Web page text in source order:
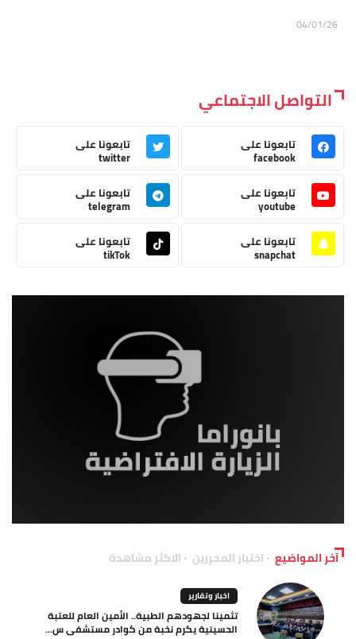
04/01/26
التواصل الاجتماعي
تابعونا على
facebook
تابعونا على
twitter
تابعونا على
youtube
تابعونا على
telegram
تابعونا على
snapchat
تابعونا على
tikTok
آخر المواضيع اختيار المحررين الاكثر مشاهدة
اخبار وتقارير
تثمينا لجهودهم الطبية.. الأمين العام للعتبة
الحسينية يكرم نخبة من كوادر مستشفى س...